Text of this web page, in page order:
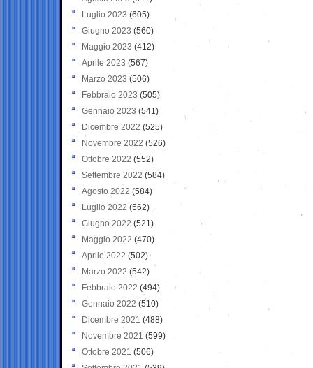
Luglio 2023 (605)
Giugno 2023 (560)
Maggio 2023 (412)
Aprile 2023 (567)
Marzo 2023 (506)
Febbraio 2023 (505)
Gennaio 2023 (541)
Dicembre 2022 (525)
Novembre 2022 (526)
Ottobre 2022 (552)
Settembre 2022 (584)
Agosto 2022 (584)
Luglio 2022 (562)
Giugno 2022 (521)
Maggio 2022 (470)
Aprile 2022 (502)
Marzo 2022 (542)
Febbraio 2022 (494)
Gennaio 2022 (510)
Dicembre 2021 (488)
Novembre 2021 (599)
Ottobre 2021 (506)